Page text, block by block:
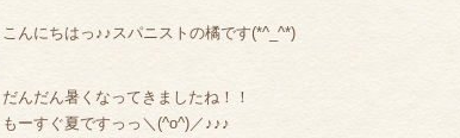
こんにちはっ♪♪スパニストの橘です(*^_^*)
だんだん暑くなってきましたね！！
もーすぐ夏ですっっ＼(^o^)／♪♪♪